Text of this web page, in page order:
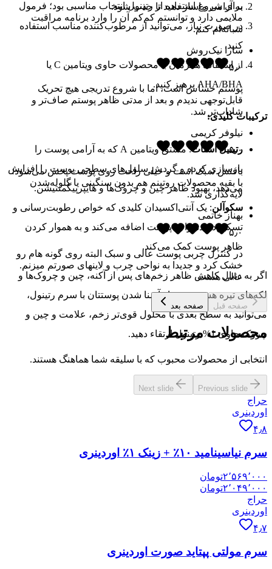
به آرامی ماساژ دهید تا جذب شود.
در صورت نیاز، می‌توانید از مرطوب‌کننده مناسب استفاده
کنید.
از استفاده همزمان با محصولات حاوی ویتامین C یا
AHA/BHA پرهیز کنید.
ترکیبات کلیدی:
رتینیل استات
: مشتق ویتامین A که به آرامی پوست را
بازسازی کرده و گردش سلول‌های سطحی پوست را افزایش
می‌دهد، بهبود ظاهر چین و چروک‌ها و هایپرپیگمنتیشن.
سکوآلن: یک آنتی‌اکسیدان کلیدی که خواص رطوبت‌رسانی و
تسکین‌دهنده را به پوست اضافه می‌کند و به هموار کردن
ظاهر پوست کمک می‌کند.
اگر به دنبال کاهش ظاهر زخم‌های پس از آکنه، چین و چروک‌ها و
لکه‌های تیره هستید، پس از آشنا شدن پوستتان با سرم رتینول،
می‌توانید به سطح بعدی با محلول قوی‌تر زخم، علامت و چین و
چروک حاوی 1% رتینول ارتقاء دهید.
برای شروع استفاده از رتینول انتخاب مناسبی بود؛ فرمول
ملایمی دارد و توانستم کم‌کم آن را وارد برنامه مراقبت
شبانه‌ام کنم.
سارا نیک‌روش
۵٫۰
پوستم حساس است، اما با شروع تدریجی هیچ تحریک
قابل‌توجهی ندیدم و بعد از مدتی ظاهر پوستم صاف‌تر و
شاداب‌تر شد.
نیلوفر کریمی
۵٫۰
بافتش سبک است و خیلی راحت روی پوست پخش می‌شود؛
با بقیه محصولات روتینم هم بدون سنگینی یا گلوله‌شدن
لایه‌گذاری شد.
بهناز خاتمی
۵٫۰
در کنترل چربی پوست عالی و سبک البته روی گونه هام رو
خشک کرد و جدیدا به نواحی چرب و لاینهای صورتم میزنم.
عالی هست
صفحه قبل صفحه بعد
محصولات مرتبط
انتخابی از محصولات محبوب که با سلیقه شما هماهنگ هستند.
Previous slide
Next slide
حراج
اوردینری
۴٫۸
سرم نیاسینامید ۱۰٪ + زینک ۱٪ اوردینری
۲٬۵۶۹٬۰۰۰تومان
۲٬۰۴۹٬۰۰۰تومان
حراج
اوردینری
۴٫۷
سرم مولتی پپتاید صورت اوردینری